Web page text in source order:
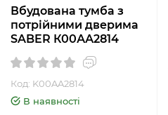
Вбудована тумба з
потрійними дверима
SABER К00АА2814
Код: K00AA2814
В наявності